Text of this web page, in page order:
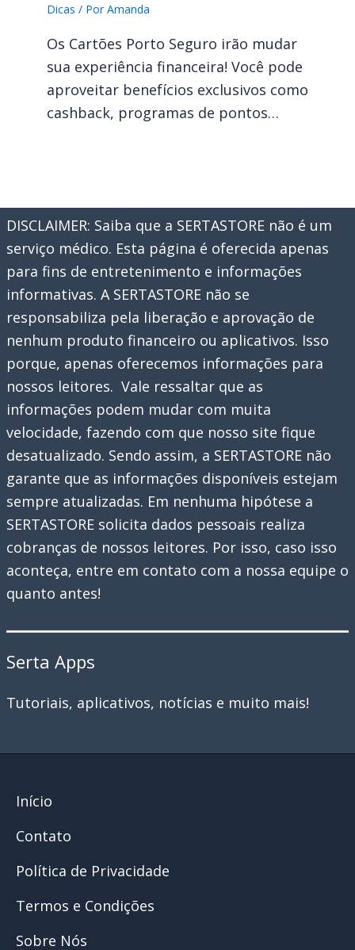
Dicas / PorAmanda
Os Cartões Porto Seguro irão mudar
sua experiência financeira! Você pode
aproveitar benefícios exclusivos como
cashback, programas de pontos…
DISCLAIMER: Saiba que a SERTASTORE não é um
serviço médico. Esta página é oferecida apenas
para fins de entretenimento e informações
informativas. A SERTASTORE não se
responsabiliza pela liberação e aprovação de
nenhum produto financeiro ou aplicativos. Isso
porque, apenas oferecemos informações para
nossos leitores. Vale ressaltar que as
informações podem mudar com muita
velocidade, fazendo com que nosso site fique
desatualizado. Sendo assim, a SERTASTORE não
garante que as informações disponíveis estejam
sempre atualizadas. Em nenhuma hipótese a
SERTASTORE solicita dados pessoais realiza
cobranças de nossos leitores. Por isso, caso isso
aconteça, entre em contato com a nossa equipe o
quanto antes!
Serta Apps
Tutoriais, aplicativos, notícias e muito mais!
Início
Contato
Política de Privacidade
Termos e Condições
Sobre Nós